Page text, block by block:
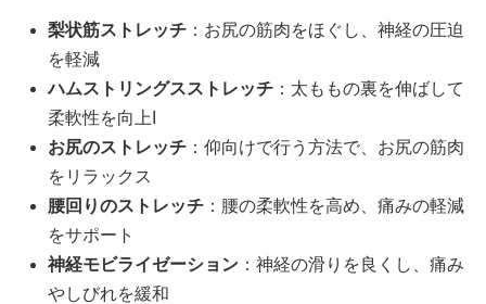
梨状筋ストレッチ ：お尻の筋肉をほぐし、神経の圧迫
を軽減
ハムストリングスストレッチ ：太ももの裏を伸ばして
柔軟性を向上​
お尻のストレッチ ：仰向けで行う方法で、お尻の筋肉
をリラックス​
腰回りのストレッチ ：腰の柔軟性を高め、痛みの軽減
をサポート​
神経モビライゼーション ：神経の滑りを良くし、痛み
やしびれを緩和